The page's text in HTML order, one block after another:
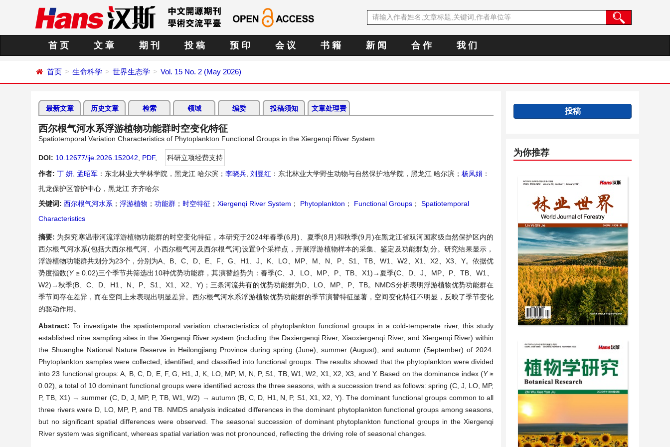
首 页 文 章 期 刊 投 稿 预 印 会 议 书 籍 新 闻 合 作 我 们
首页 生命科学 世界生态学 Vol. 15 No. 2 (May 2026)
最新文章 历史文章 检索 领域 编委 投稿须知 文章处理费
西尔根气河水系浮游植物功能群时空变化特征
Spatiotemporal Variation Characteristics of Phytoplankton Functional Groups in the Xiergenqi River System
DOI: 10.12677/ije.2026.152042 PDF,
科研立项经费支持
作者: 丁 妍 孟昭军 ：东北林业大学林学院，黑龙江 哈尔滨； 李晓兵 刘曼红 ：东北林业大学野生动物与自然保护地学院，黑龙江 哈尔滨； 杨凤娟 ：
扎龙保护区管护中心，黑龙江 齐齐哈尔
关键词: 西尔根气河水系 ； 浮游植物 ； 功能群 ； 时空特征 ； Xiergenqi River System ； Phytoplankton ； Functional Groups ；
Spatiotemporal
Characteristics
摘要: 为探究寒温带河流浮游植物功能群的时空变化特征，本研究于2024年春季(6月)、夏季(8月)和秋季(9月)在黑龙江省双河国家级自然保护区内的
西尔根气河水系(包括大西尔根气河、小西尔根气河及西尔根气河)设置9个采样点，开展浮游植物样本的采集、鉴定及功能群划分。研究结果显示，
浮游植物功能群共划分为23个，分别为A、B、C、D、E、F、G、H1、J、K、LO、MP、M、N、P、S1、TB、W1、W2、X1、X2、X3、Y。依据优
势度指数(Y≥ 0.02)三个季节共筛选出10种优势功能群，其演替趋势为：春季(C、J、LO、MP、P、TB、X1)→夏季(C、D、J、MP、P、TB、W1、
W2)→秋季(B、C、D、H1、N、P、S1、X1、X2、Y)；三条河流共有的优势功能群为D、LO、MP、P、TB。NMDS分析表明浮游植物优势功能群在
季节间存在差异，而在空间上未表现出明显差异。西尔根气河水系浮游植物优势功能群的季节演替特征显著，空间变化特征不明显，反映了季节变化
的驱动作用。
Abstract:To investigate the spatiotemporal variation characteristics of phytoplankton functional groups in a cold-temperate river, this study
established nine sampling sites in the Xiergenqi River system (including the Daxiergenqi River, Xiaoxiergenqi River, and Xiergenqi River) within
the Shuanghe National Nature Reserve in Heilongjiang Province during spring (June), summer (August), and autumn (September) of 2024.
Phytoplankton samples were collected, identified, and classified into functional groups. The results showed that the phytoplankton were divided
into 23 functional groups: A, B, C, D, E, F, G, H1, J, K, LO, MP, M, N, P, S1, TB, W1, W2, X1, X2, X3, and Y. Based on the dominance index (Y≥
0.02), a total of 10 dominant functional groups were identified across the three seasons, with a succession trend as follows: spring (C, J, LO, MP,
P, TB, X1) → summer (C, D, J, MP, P, TB, W1, W2) → autumn (B, C, D, H1, N, P, S1, X1, X2, Y). The dominant functional groups common to all
three rivers were D, LO, MP, P, and TB. NMDS analysis indicated differences in the dominant phytoplankton functional groups among seasons,
but no significant spatial differences were observed. The seasonal succession of dominant phytoplankton functional groups in the Xiergenqi
River system was significant, whereas spatial variation was not pronounced, reflecting the driving role of seasonal changes.
投稿
为你推荐